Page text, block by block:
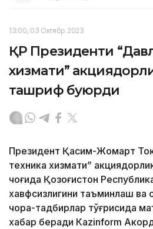
13:00, 03 Октябр 2023
ҚР Президенти
хизмати”
ташриф буюрди
Президент Қасим-Жомарт
техника хизмати”
чоғида Қозоғистон
хавфсизлигини таъминлаш ва
чора-тадбирлар тўғрисида
хабар беради Каzinform